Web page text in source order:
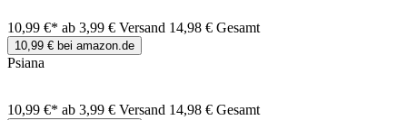
10,99 €* ab 3,99 € Versand 14,98 € Gesamt
10,99 € bei amazon.de
Psiana
10,99 €* ab 3,99 € Versand 14,98 € Gesamt